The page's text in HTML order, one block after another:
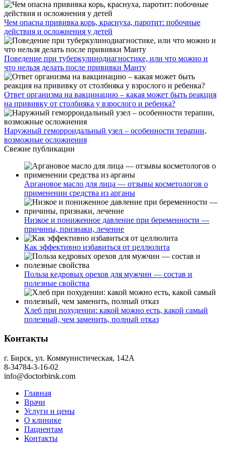
Чем опасна прививка корь, краснуха, паротит: побочные
действия и осложнения у детей
Поведение при туберкулинодиагностике, или что можно и
что нельзя делать после прививки Манту
Ответ организма на вакцинацию – какая может быть реакция
на прививку от столбняка у взрослого и ребенка?
Наружный геморроидальный узел – особенности терапии,
возможные осложнения
Свежие публикации
Аргановое масло для лица — отзывы косметологов о
применении средства из арганы
Низкое и пониженное давление при беременности —
причины, признаки, лечение
Как эффективно избавиться от целлюлита
Польза кедровых орехов для мужчин — состав и
полезные свойства
Хлеб при похудении: какой можно есть, какой самый
полезный, чем заменить, полный отказ
Контакты
г. Бирск, ул. Коммунистическая, 142А
8-34784-3-16-02
info@doctorbirsk.com
Главная
Врачи
Услуги и цены
О клинике
Пациентам
Контакты